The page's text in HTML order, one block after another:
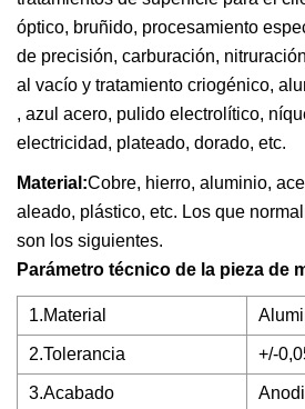
óptico, bruñido, procesamiento
de precisión, carburación,
al vacío y tratamiento criogénico,
, azul acero, pulido electrolítico,
electricidad, plateado, dorado, etc.
Material:Cobre, hierro, aluminio,
aleado, plástico, etc. Los que
son los siguientes.
Parámetro técnico de la pieza de
1.Material
2.Tolerancia +/-
3.Acabado